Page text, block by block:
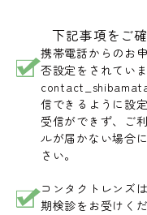
下記事項をご
携帯電話からのお
否設定をされてい
信できるように設
受信ができず、ご
ルが届かない場合
さい。
コンタクトレンズ
期検診をお受けくだ